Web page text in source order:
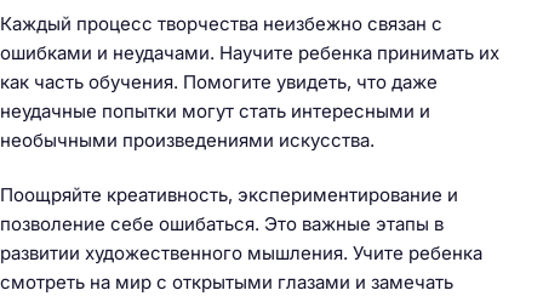
Каждый процесс творчества неизбежно связан с
ошибками и неудачами. Научите ребенка принимать их
как часть обучения. Помогите увидеть, что даже
неудачные попытки могут стать интересными и
необычными произведениями искусства.
Поощряйте креативность, экспериментирование и
позволение себе ошибаться. Это важные этапы в
развитии художественного мышления. Учите ребенка
смотреть на мир с открытыми глазами и замечать